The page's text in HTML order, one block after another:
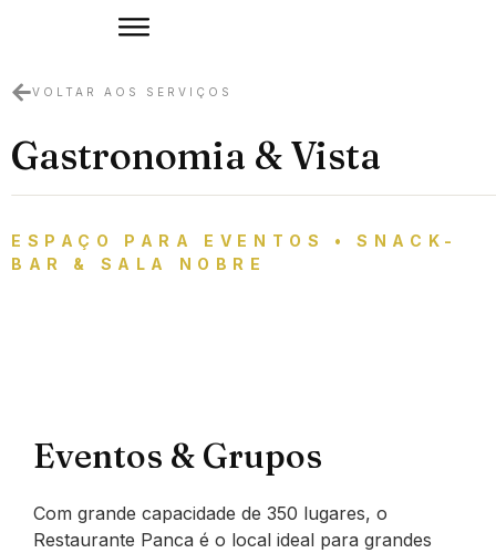
VOLTAR AOS SERVIÇOS
Gastronomia & Vista
ESPAÇO PARA EVENTOS • SNACK-
BAR & SALA NOBRE
Eventos & Grupos
Com grande capacidade de 350 lugares, o
Restaurante Panca é o local ideal para grandes